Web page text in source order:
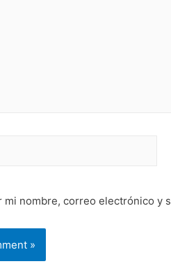
mi nombre, correo electrónico y